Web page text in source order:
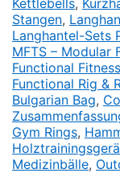
Kettlebells,
Stangen,
Langhantel-Sets
MFTS – Modular
Functional
Functional Rig &
Bulgarian Bag,
Gym Rings,
Medizinbälle,